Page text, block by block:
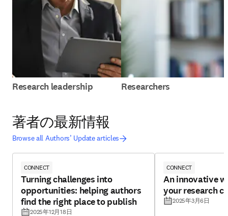
Research leadership Researchers
著者の最新情報
Browse all Authors’ Update articles
CONNECT
Turning challenges into
opportunities: helping authors
find the right place to publish
2025年12月18日
CONNECT
An innovative
your research
2025年3月6日